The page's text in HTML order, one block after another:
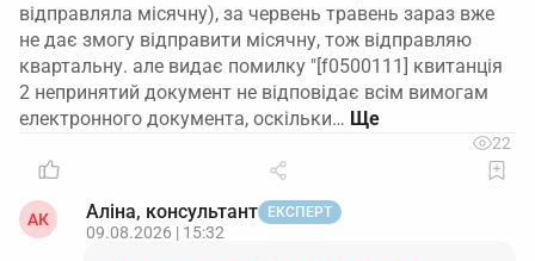
відправляла місячну), за червень травень зараз вже
не дає змогу відправити місячну, тож відправляю
квартальну. але видає помилку "[f0500111] квитанція
2 непринятий документ не відповідає всім вимогам
електронного документа, оскільки…
22
АК Аліна, консультант ЕКСПЕРТ
09.08.2026 | 15:32